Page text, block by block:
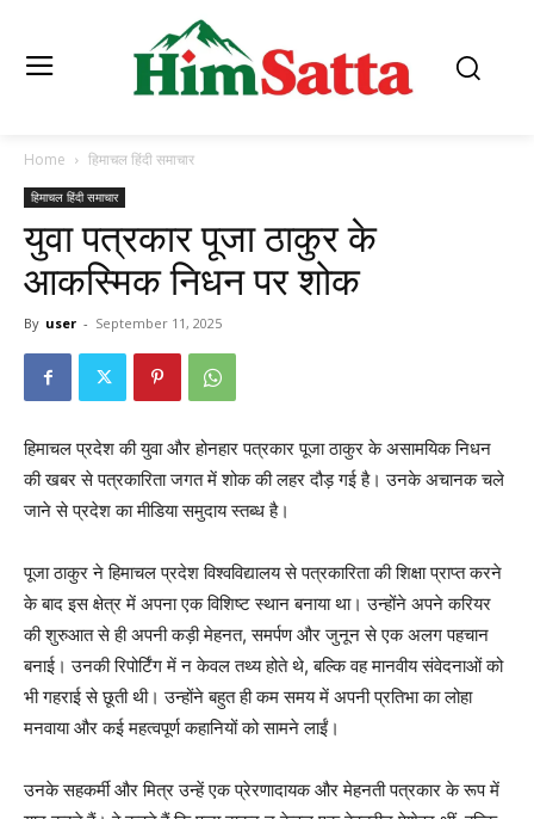
Home हिमाचल हिंदी समाचार
हिमाचल हिंदी समाचार
युवा पत्रकार पूजा ठाकुर के
आकस्मिक निधन पर शोक
By user - September 11, 2025
हिमाचल प्रदेश की युवा और होनहार पत्रकार पूजा ठाकुर के असामयिक निधन
की खबर से पत्रकारिता जगत में शोक की लहर दौड़ गई है। उनके अचानक चले
जाने से प्रदेश का मीडिया समुदाय स्तब्ध है।
पूजा ठाकुर ने हिमाचल प्रदेश विश्वविद्यालय से पत्रकारिता की शिक्षा प्राप्त करने
के बाद इस क्षेत्र में अपना एक विशिष्ट स्थान बनाया था। उन्होंने अपने करियर
की शुरुआत से ही अपनी कड़ी मेहनत, समर्पण और जुनून से एक अलग पहचान
बनाई। उनकी रिपोर्टिंग में न केवल तथ्य होते थे, बल्कि वह मानवीय संवेदनाओं को
भी गहराई से छूती थी। उन्होंने बहुत ही कम समय में अपनी प्रतिभा का लोहा
मनवाया और कई महत्वपूर्ण कहानियों को सामने लाईं।
उनके सहकर्मी और मित्र उन्हें एक प्रेरणादायक और मेहनती पत्रकार के रूप में